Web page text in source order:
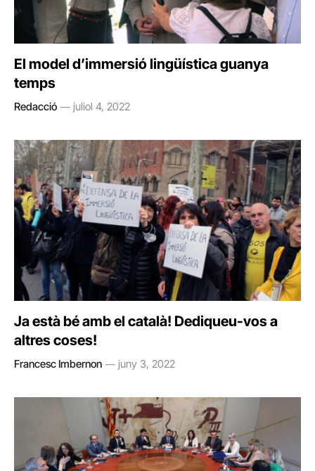
El model d’immersió lingüística guanya
temps
Redacció juliol 4, 2022
Ja està bé amb el català! Dediqueu-vos a
altres coses!
Francesc Imbernon juny 3, 2022